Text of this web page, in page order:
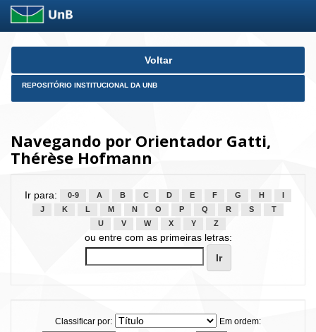
Skip
Voltar
REPOSITÓRIO INSTITUCIONAL DA UNB
Navegando por Orientador Gatti,
Thérèse Hofmann
Ir para: 0-9 A B C D E F G H
J
K L M N O P Q R S
T
U
V W X Y Z
ou entre com as primeiras letras:
Classificar por:
Em ordem: